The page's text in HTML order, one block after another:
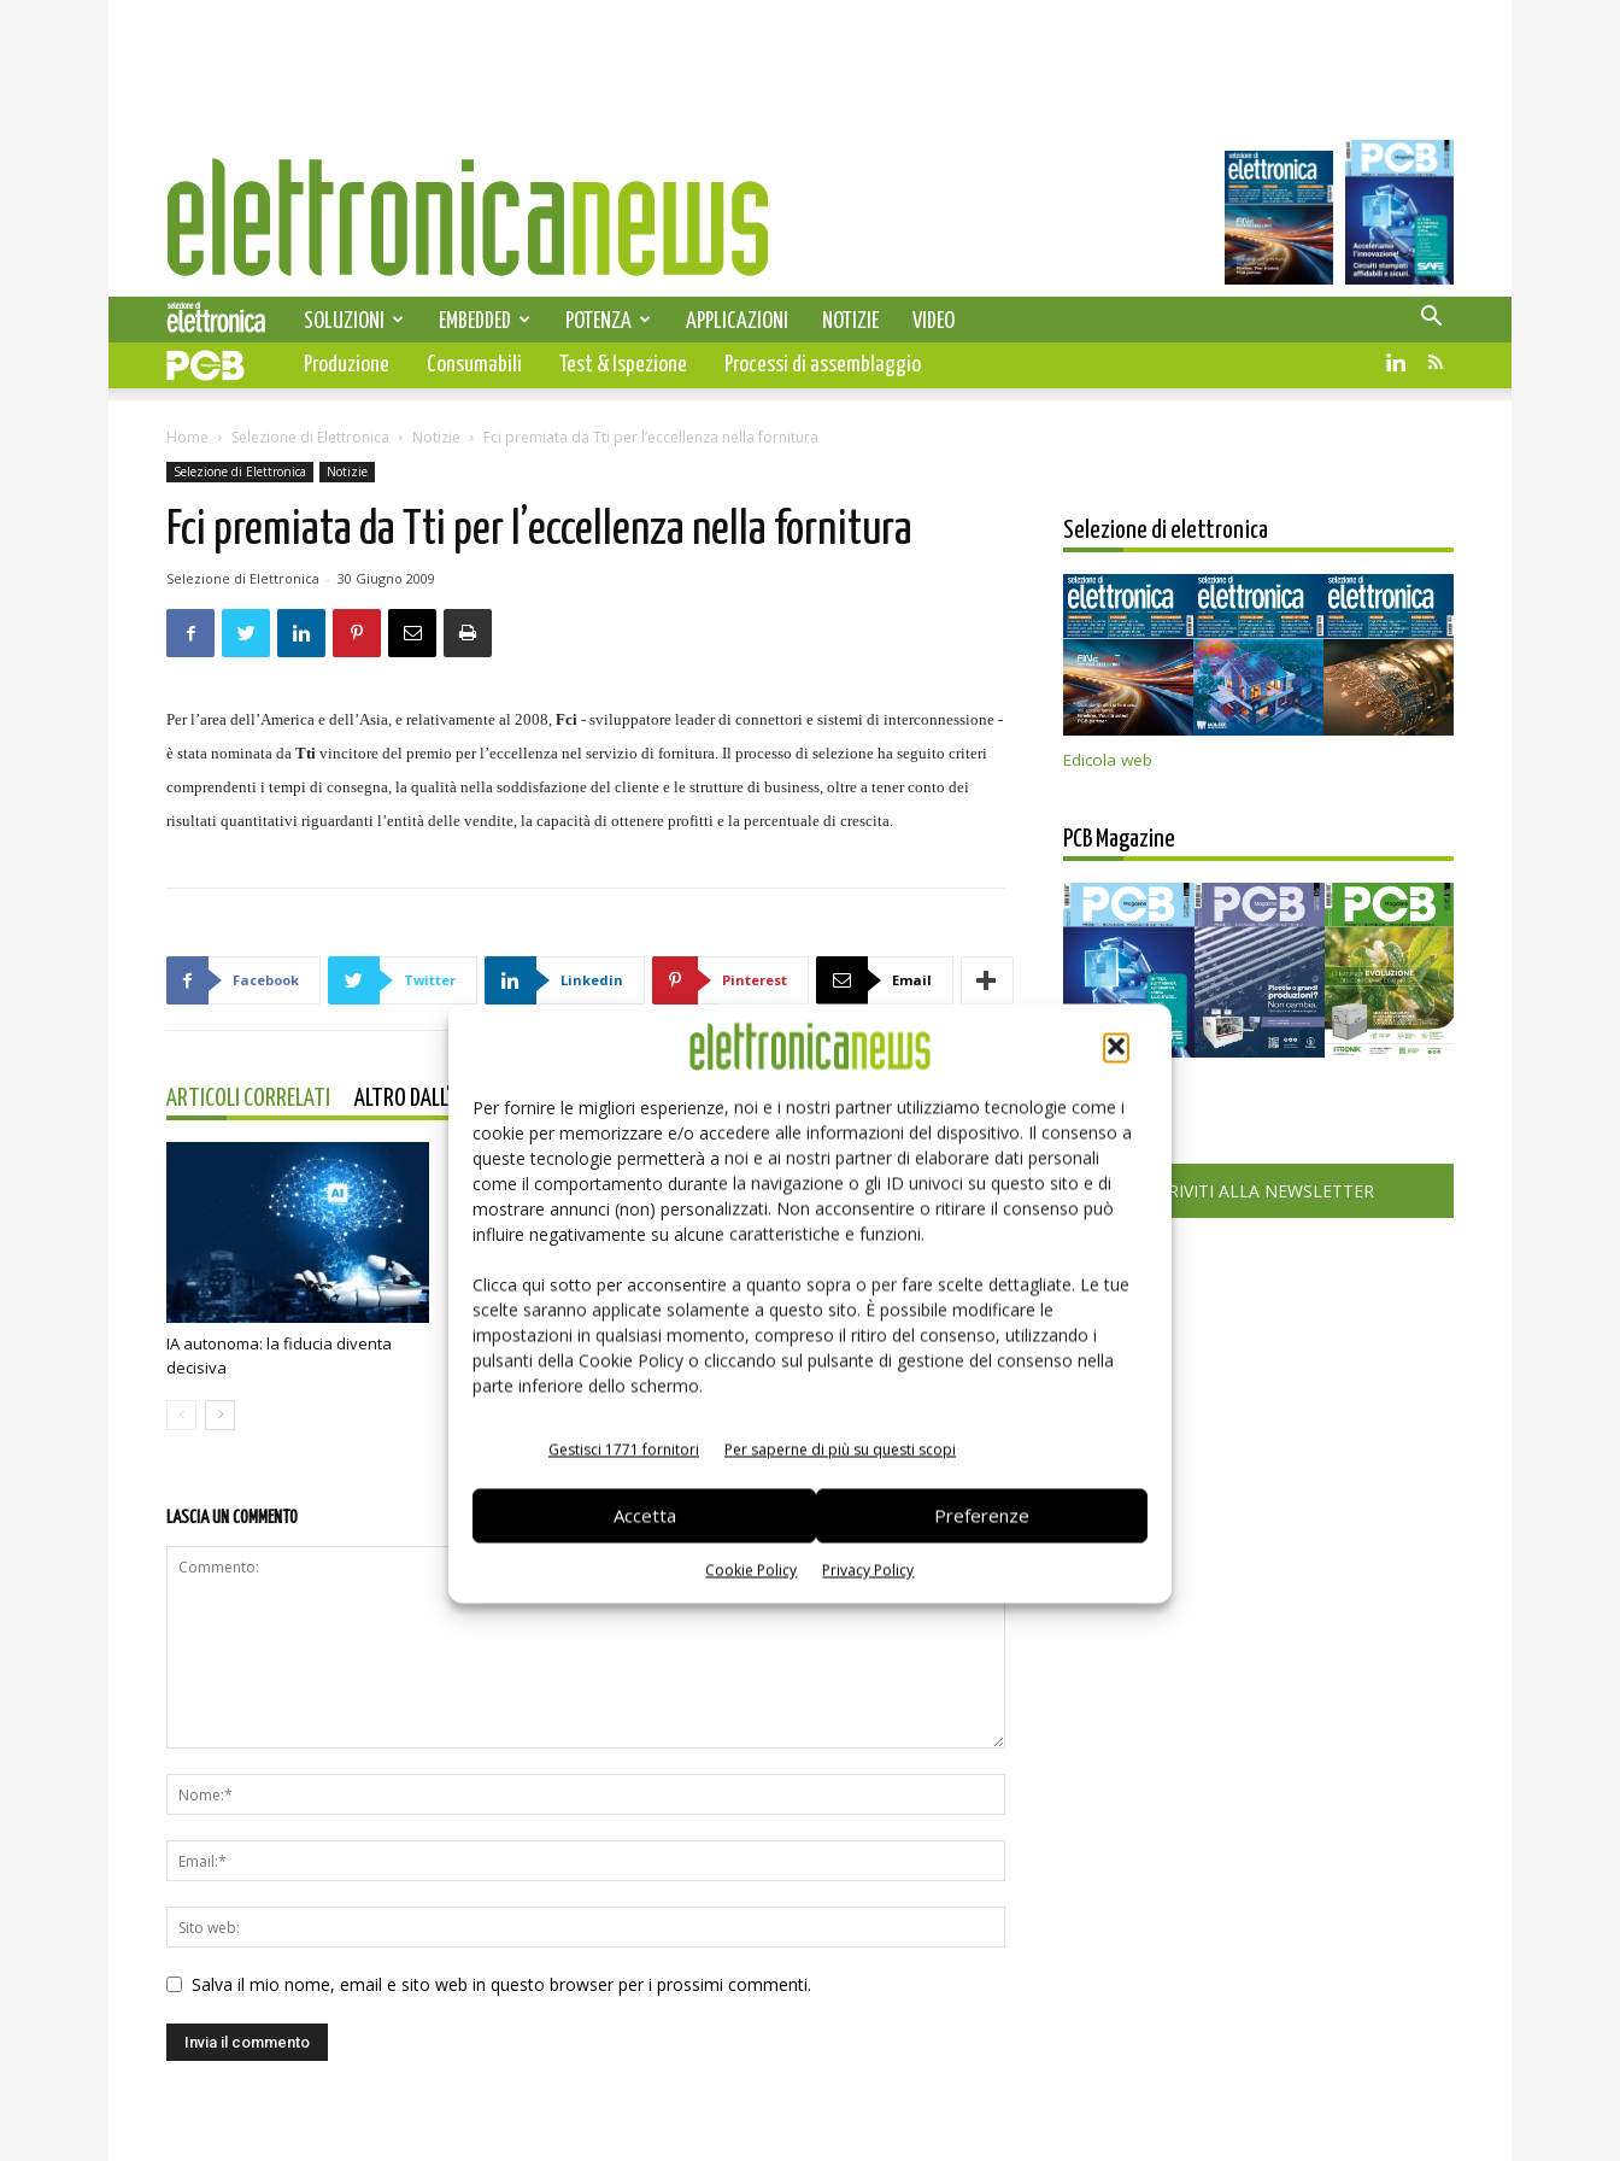
Per fornire le migliori esperienze, noi e i nostri partner utilizziamo tecnologie come i
cookie per memorizzare e/o accedere alle informazioni del dispositivo. Il consenso a
queste tecnologie permetterà a noi e ai nostri partner di elaborare dati personali
come il comportamento durante la navigazione o gli ID univoci su questo sito e di
mostrare annunci (non) personalizzati. Non acconsentire o ritirare il consenso può
influire negativamente su alcune caratteristiche e funzioni.
Clicca qui sotto per acconsentire a quanto sopra o per fare scelte dettagliate. Le tue
scelte saranno applicate solamente a questo sito. È possibile modificare le
impostazioni in qualsiasi momento, compreso il ritiro del consenso, utilizzando i
pulsanti della Cookie Policy o cliccando sul pulsante di gestione del consenso nella
parte inferiore dello schermo.
Gestisci 1771 fornitori Per saperne di più su questi scopi
Accetta Preferenze
Cookie Policy Privacy Policy
Elettronica
News
SELEZIONE DI ELETTRONICA
SOLUZIONI EMBEDDED POTENZA APPLICAZIONI NOTIZIE
VIDEO
PCB
Produzione Consumabili Test & Ispezione Processi di assemblaggio
Home Selezione di Elettronica Notizie Fci premiata da Tti per l’eccellenza nella fornitura
Selezione di Elettronica Notizie
Fci premiata da Tti per l’eccellenza nella fornitura
Selezione di Elettronica - 30 Giugno 2009
Per l’area dell’America e dell’Asia, e relativamente al 2008, Fci - sviluppatore leader di connettori e sistemi di interconnessione -
è stata nominata da Tti vincitore del premio per l’eccellenza nel servizio di fornitura. Il processo di selezione ha seguito criteri
comprendenti i tempi di consegna, la qualità nella soddisfazione del cliente e le strutture di business, oltre a tener conto dei
risultati quantitativi riguardanti l’entità delle vendite, la capacità di ottenere profitti e la percentuale di crescita.
Facebook Twitter Linkedin Pinterest Email
ARTICOLI CORRELATI ALTRO DALL'AUTORE
IA autonoma: la fiducia diventa
decisiva
Smart home: la sfida passa da
sicurezza e interoperabilità
Siemens e NVIDIA insieme sull’IA
agentica per l’EDA
LASCIA UN COMMENTO
Salva il mio nome, email e sito web in questo browser per i prossimi commenti.
Selezione di elettronica
Edicola web
PCB Magazine
ISCRIVITI ALLA NEWSLETTER